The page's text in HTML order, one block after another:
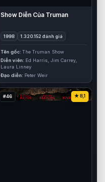
Show Diễn Của Truman
1998 1.320.152 đánh giá
Tên gốc The Truman Show
Diễn viên
Ed Harris, Jim Carrey,
Laura Linney
Đạo diễn
Peter Weir
#46 8,1